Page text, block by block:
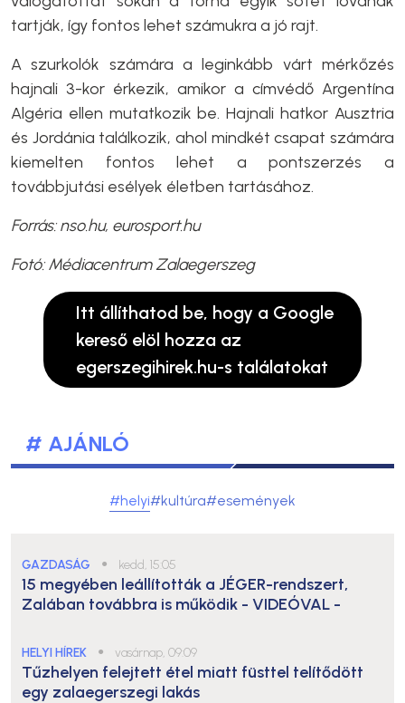
tartják, így fontos lehet számukra a jó rajt.
A szurkolók számára a leginkább várt mérkőzés
hajnali 3-kor érkezik, amikor a címvédő Argentína
Algéria ellen mutatkozik be. Hajnali hatkor Ausztria
és Jordánia találkozik, ahol mindkét csapat számára
kiemelten fontos lehet a pontszerzés a
továbbjutási esélyek életben tartásához.
Forrás: nso.hu, eurosport.hu
Fotó: Médiacentrum Zalaegerszeg
Itt állíthatod be, hogy a Google
kereső elöl hozza az
egerszegihirek.hu-s találatokat
# AJÁNLÓ
#helyi#kultúra#események
GAZDASÁG ● kedd, 15:05
15 megyében leállították a JÉGER-rendszert,
Zalában továbbra is működik - VIDEÓVAL -
HELYI HÍREK ● vasárnap, 09:09
Tűzhelyen felejtett étel miatt füsttel telítődött
egy zalaegerszegi lakás